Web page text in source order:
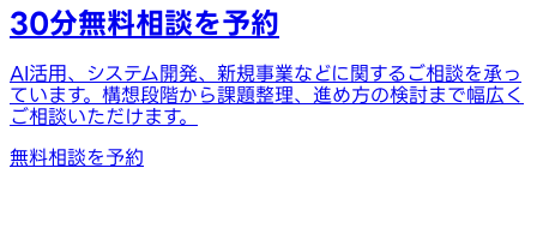
30分無料相談を予約
AI活用、システム開発、新規事業などに関するご相談を承っ
ています。構想段階から課題整理、進め方の検討まで幅広く
ご相談いただけます。
無料相談を予約